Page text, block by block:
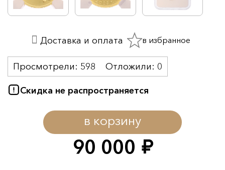
90 000 руб.
в корзину
Скидка не распространяется
Просмотрели: 598 Отложили: 0
Доставка и оплата в избранное